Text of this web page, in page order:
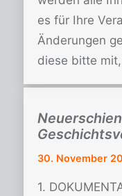
es für Ihre
Änderungen
diese bitte
30. November
1.